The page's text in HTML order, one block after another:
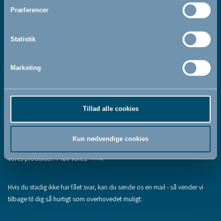
Præferencer
Statistik
Marketing
Tillad alle cookies
Kun nødvendige cookies
læst og accepteret vores
Cookiepolitik
Tilmeld
Fandt du ikke den information, du søgte, eller har du flere spørgsmål til
vores produkter? Prøv vores:FAQ
Hvis du stadig ikke har fået svar, kan du sende os en mail - så vender vi
tilbage til dig så hurtigt som overhovedet muligt: